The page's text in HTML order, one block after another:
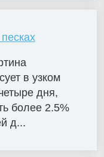
в узком
дня,
более 2.5%
д...